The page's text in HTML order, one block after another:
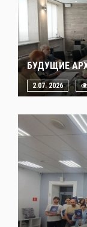
БУДУЩИЕ
2.07. 2026